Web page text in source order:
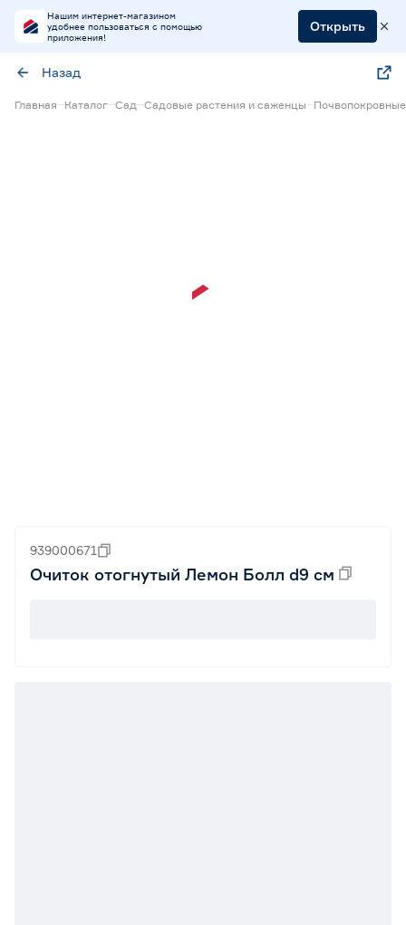
Нашим интернет-магазином
удобнее пользоваться с помощью
приложения!
Открыть
Назад
Главная Каталог Сад Садовые растения и саженцы
939000671
Очиток отогнутый Лемон Болл d9 см